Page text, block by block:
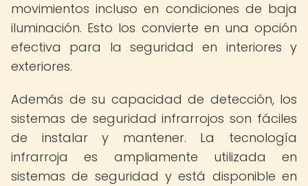
movimientos incluso en condiciones de baja
iluminación. Esto los convierte en una opción
efectiva para la seguridad en interiores y
exteriores.
Además de su capacidad de detección, los
sistemas de seguridad infrarrojos son fáciles
de instalar y mantener. La tecnología
infrarroja es ampliamente utilizada en
sistemas de seguridad y está disponible en